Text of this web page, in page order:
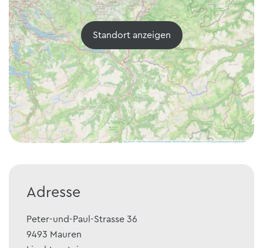
Standort anzeigen
Adresse
Peter-und-Paul-Strasse 36
9493 Mauren